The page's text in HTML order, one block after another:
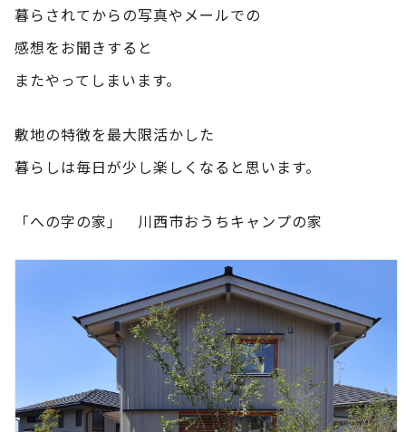
暮らされてからの写真やメールでの
感想をお聞きすると
またやってしまいます。
敷地の特徴を最大限活かした
暮らしは毎日が少し楽しくなると思います。
「への字の家」 川西市おうちキャンプの家